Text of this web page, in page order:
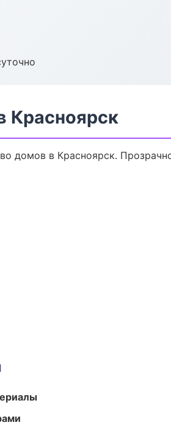
Красноярск
домов в Красноярск.